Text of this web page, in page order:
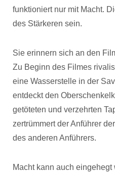
funktioniert nur mit Macht.
des Stärkeren sein.
Sie erinnern sich an den
Zu Beginn des Filmes
eine Wasserstelle in der
entdeckt den
getöteten und verzehrten
zertrümmert der Anführer
des anderen Anführers.
Macht kann auch